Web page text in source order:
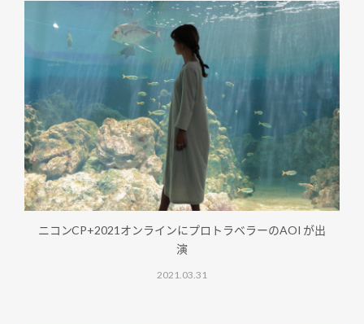
ニコンCP+2021オンラインにプロトラベラーのAOI が出
演
2021.03.31